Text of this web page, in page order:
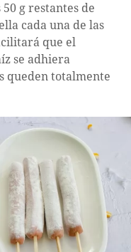
g restantes de
cada una de las
que el
se adhiera
queden totalmente